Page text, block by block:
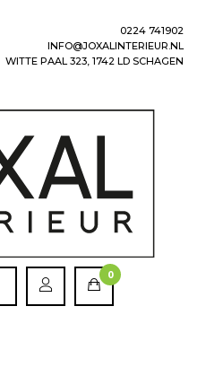
0224 741902
INFO@JOXALINTERIEUR.NL
WITTE PAAL 323, 1742 LD SCHAGEN
0